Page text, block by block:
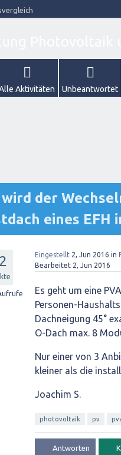
Aktivitäten Unbeantwortet
wird der
eines
Eingestellt 2, Jun 2016 in
Bearbeitet 2, Jun 2016
Es geht um eine
Personen-
Dachneigung 45°
O-Dach max. 8
Nur einer von 3
kleiner als die
Joachim S.
photovoltaik pv